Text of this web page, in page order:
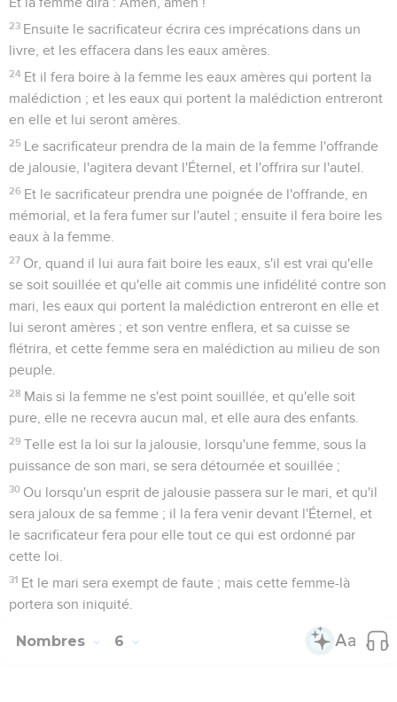
23 Ensuite le sacrificateur écrira ces imprécations dans un
livre, et les effacera dans les eaux amères.
24 Et il fera boire à la femme les eaux amères qui portent la
malédiction ; et les eaux qui portent la malédiction entreront
en elle et lui seront amères.
25 Le sacrificateur prendra de la main de la femme l'offrande
de jalousie, l'agitera devant l'Éternel, et l'offrira sur l'autel.
26 Et le sacrificateur prendra une poignée de l'offrande, en
mémorial, et la fera fumer sur l'autel ; ensuite il fera boire les
eaux à la femme.
27 Or, quand il lui aura fait boire les eaux, s'il est vrai qu'elle
se soit souillée et qu'elle ait commis une infidélité contre son
mari, les eaux qui portent la malédiction entreront en elle et
lui seront amères ; et son ventre enflera, et sa cuisse se
flétrira, et cette femme sera en malédiction au milieu de son
peuple.
28 Mais si la femme ne s'est point souillée, et qu'elle soit
pure, elle ne recevra aucun mal, et elle aura des enfants.
29 Telle est la loi sur la jalousie, lorsqu'une femme, sous la
puissance de son mari, se sera détournée et souillée ;
30 Ou lorsqu'un esprit de jalousie passera sur le mari, et qu'il
sera jaloux de sa femme ; il la fera venir devant l'Éternel, et
le sacrificateur fera pour elle tout ce qui est ordonné par
cette loi.
31 Et le mari sera exempt de faute ; mais cette femme-là
portera son iniquité.
Nombres 6